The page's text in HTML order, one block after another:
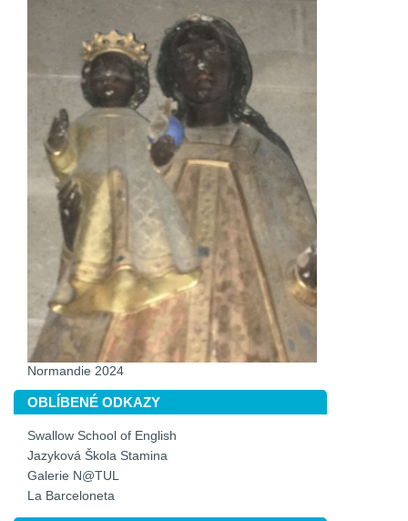
Normandie 2024
OBLÍBENÉ ODKAZY
Swallow School of English
Jazyková Škola Stamina
Galerie N@TUL
La Barceloneta